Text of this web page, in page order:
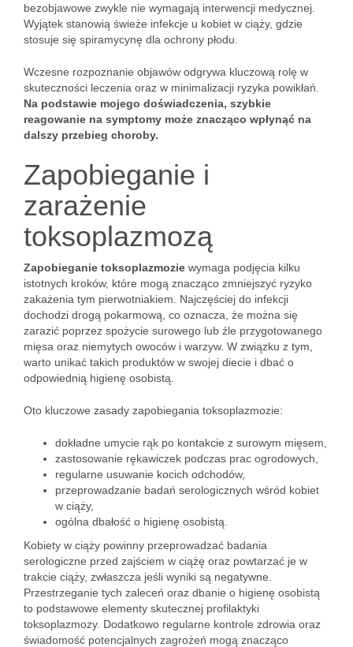
bezobjawowe zwykle nie wymagają interwencji medycznej.
Wyjątek stanowią świeże infekcje u kobiet w ciąży, gdzie
stosuje się spiramycynę dla ochrony płodu.
Wczesne rozpoznanie objawów odgrywa kluczową rolę w
skuteczności leczenia oraz w minimalizacji ryzyka powikłań.
Na podstawie mojego doświadczenia, szybkie
reagowanie na symptomy może znacząco wpłynąć na
dalszy przebieg choroby.
Zapobieganie i
zarażenie
toksoplazmozą
Zapobieganie toksoplazmozie wymaga podjęcia kilku
istotnych kroków, które mogą znacząco zmniejszyć ryzyko
zakażenia tym pierwotniakiem. Najczęściej do infekcji
dochodzi drogą pokarmową, co oznacza, że można się
zarazić poprzez spożycie surowego lub źle przygotowanego
mięsa oraz niemytych owoców i warzyw. W związku z tym,
warto unikać takich produktów w swojej diecie i dbać o
odpowiednią higienę osobistą.
Oto kluczowe zasady zapobiegania toksoplazmozie:
dokładne umycie rąk po kontakcie z surowym mięsem,
zastosowanie rękawiczek podczas prac ogrodowych,
regularne usuwanie kocich odchodów,
przeprowadzanie badań serologicznych wśród kobiet
w ciąży,
ogólna dbałość o higienę osobistą.
Kobiety w ciąży powinny przeprowadzać badania
serologiczne przed zajściem w ciążę oraz powtarzać je w
trakcie ciąży, zwłaszcza jeśli wyniki są negatywne.
Przestrzeganie tych zaleceń oraz dbanie o higienę osobistą
to podstawowe elementy skutecznej profilaktyki
toksoplazmozy. Dodatkowo regularne kontrole zdrowia oraz
świadomość potencjalnych zagrożeń mogą znacząco